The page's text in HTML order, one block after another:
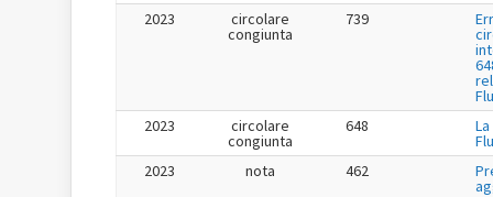
2023
circolare
congiunta
739
2023
circolare
congiunta
648
2023
nota 462